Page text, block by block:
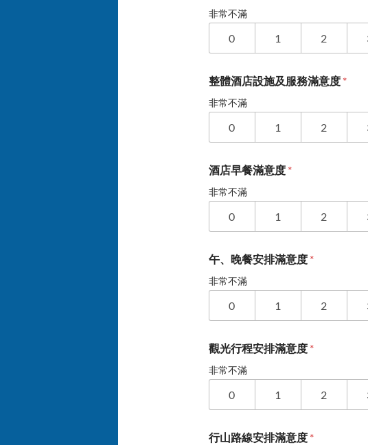
非常不滿
0 1 2
整體酒店設施及服務滿意度 *
非常不滿
0 1 2
酒店早餐滿意度 *
非常不滿
0 1 2
午、晚餐安排滿意度 *
非常不滿
0 1 2
觀光行程安排滿意度 *
非常不滿
0 1 2
行山路線安排滿意度 *